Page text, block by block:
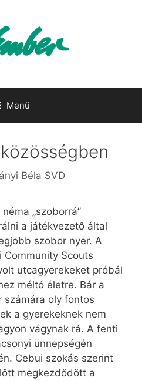
Menü
Béla SVD
„szoborrá”
a játékvezető által
szobor nyer. A
Community Scouts
utcagyerekeket próbál
méltó életre. Bár a
számára oly fontos
a gyerekeknek nem
vágynak rá. A fenti
ünnepségén
Cebui szokás szerint
megkezdődött a